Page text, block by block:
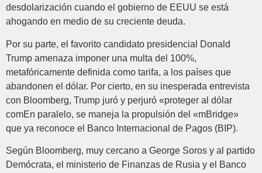
desdolarización cuando el gobierno de EEUU se está
ahogando en medio de su creciente deuda.
Por su parte, el favorito candidato presidencial Donald
Trump amenaza imponer una multa del 100%,
metafóricamente definida como tarifa, a los países que
abandonen el dólar. Por cierto, en su inesperada entrevista
con Bloomberg, Trump juró y perjuró «proteger al dólar
comEn paralelo, se maneja la propulsión del «mBridge»
que ya reconoce el Banco Internacional de Pagos (BIP).
Según Bloomberg, muy cercano a George Soros y al partido
Demócrata, el ministerio de Finanzas de Rusia y el Banco